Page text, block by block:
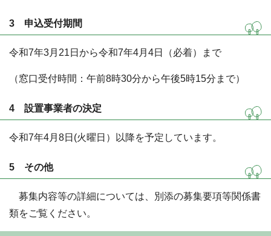
3 申込受付期間
令和7年3月21日から令和7年4月4日（必着）まで
（窓口受付時間：午前8時30分から午後5時15分まで）
4 設置事業者の決定
令和7年4月8日(火曜日）以降を予定しています。
5 その他
募集内容等の詳細については、別添の募集要項等関係書
類をご覧ください。